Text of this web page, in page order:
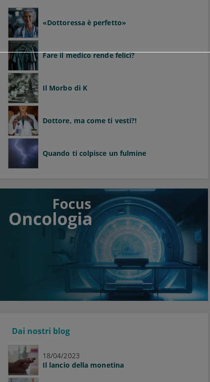
«Dottoressa è perfetto»
Fare il medico rende felici?
Il Morbo di K
Dottore, ma come ti vesti?!
Quando ti colpisce un fulmine
Dai nostri blog
18/04/2023
Il lancio della monetina